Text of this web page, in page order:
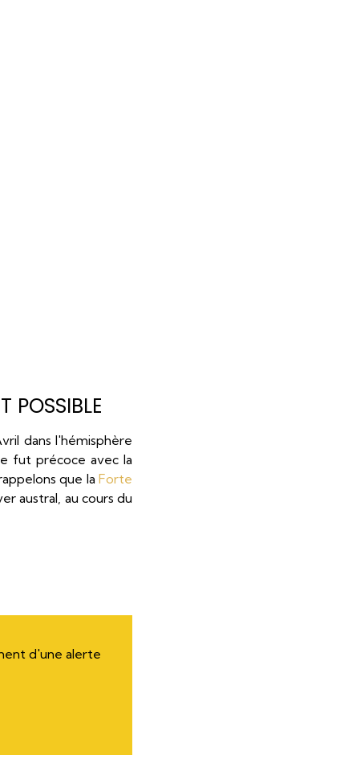
POSSIBLE
dans l'hémisphère
fut précoce avec la
que laForte
austral, au cours du
d'une alerte